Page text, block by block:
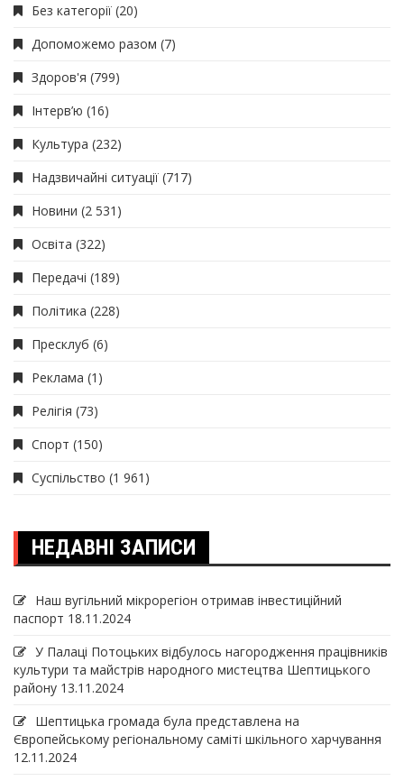
Без категорії (20)
Допоможемо разом (7)
Здоров'я (799)
Інтерв’ю (16)
Культура (232)
Надзвичайні ситуації (717)
Новини (2 531)
Освіта (322)
Передачі (189)
Політика (228)
Пресклуб (6)
Реклама (1)
Релігія (73)
Спорт (150)
Суспільство (1 961)
НЕДАВНІ ЗАПИСИ
Наш вугільний мікрорегіон отримав інвеcтиційний
паспорт 18.11.2024
У Палаці Потоцьких відбулось нагородження працівників
культури та майстрів народного мистецтва Шептицького
району 13.11.2024
Шептицька громада була представлена на
Європейському регіональному саміті шкільного харчування
12.11.2024